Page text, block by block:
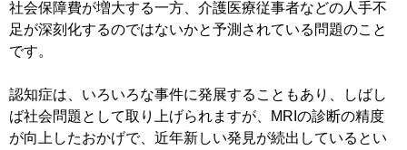
社会保障費が増大する一方、介護医療従事者などの人手不
足が深刻化するのではないかと予測されている問題のこと
です。
認知症は、いろいろな事件に発展することもあり、しばし
ば社会問題として取り上げられますが、MRIの診断の精度
が向上したおかげで、近年新しい発見が続出しているとい